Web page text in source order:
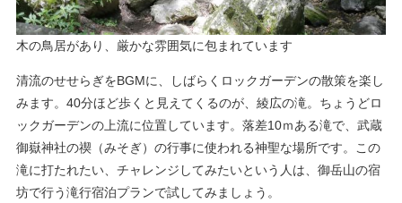
​木の鳥居があり、厳かな雰囲気に包まれています
清流のせせらぎをBGMに、しばらくロックガーデンの散策を楽し
みます。40分ほど歩くと見えてくるのが、綾広の滝。ちょうどロ
ックガーデンの上流に位置しています。落差10ｍある滝で、武蔵
御嶽神社の禊（みそぎ）の行事に使われる神聖な場所です。この
滝に打たれたい、チャレンジしてみたいという人は、御岳山の宿
坊で行う滝行宿泊プランで試してみましょう。